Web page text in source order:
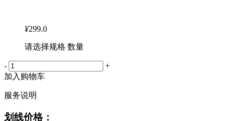
¥299.0
请选择规格 数量
-
+
加入购物车
服务说明
划线价格：